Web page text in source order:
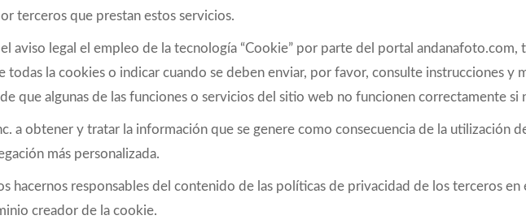
terceros que prestan estos servicios.
aviso legal el empleo de la tecnología “Cookie” por parte del portal
todas la cookies o indicar cuando se deben enviar, por favor, consulte instrucciones y
que algunas de las funciones o servicios del sitio web no funcionen correctamente si
a obtener y tratar la información que se genere como consecuencia de la utilización
más personalizada.
hacernos responsables del contenido de las políticas de privacidad de los terceros
creador de la cookie.